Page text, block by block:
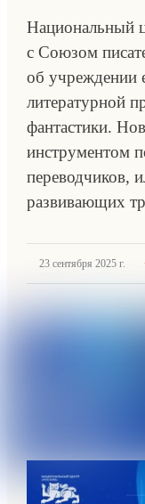
Национальный
с Союзом
об учреждении
литературной
фантастики.
инструментом
переводчиков,
развивающих
23 сентября 2025 г. ·